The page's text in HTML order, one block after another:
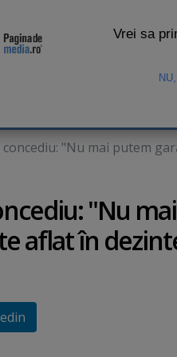
"Nu mai putem
"Nu
aflat în
Vrei sa